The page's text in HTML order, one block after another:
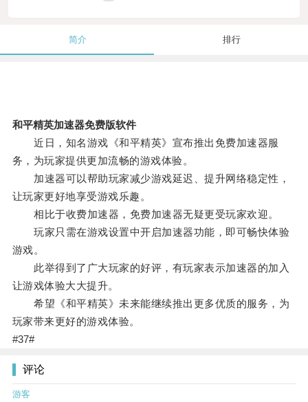
简介 排行
和平精英加速器免费版软件
近日，知名游戏《和平精英》宣布推出免费加速器服
务，为玩家提供更加流畅的游戏体验。
加速器可以帮助玩家减少游戏延迟、提升网络稳定性，
让玩家更好地享受游戏乐趣。
相比于收费加速器，免费加速器无疑更受玩家欢迎。
玩家只需在游戏设置中开启加速器功能，即可畅快体验
游戏。
此举得到了广大玩家的好评，有玩家表示加速器的加入
让游戏体验大大提升。
希望《和平精英》未来能继续推出更多优质的服务，为
玩家带来更好的游戏体验。
#37#
评论
游客